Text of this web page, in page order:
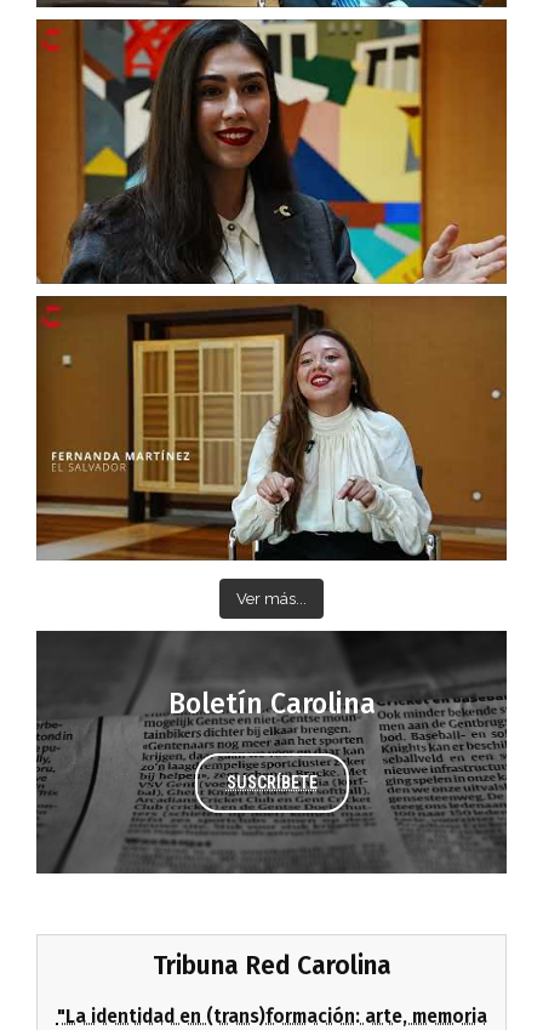
Ver más...
Boletín Carolina
SUSCRÍBETE
Tribuna Red Carolina
"La identidad en (trans)formación: arte, memoria